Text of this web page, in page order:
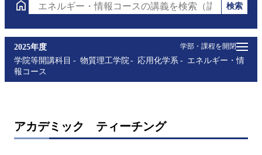
エネルギー・情報コースの講義を検索（講義名・科
検索
学部・課程を開閉
2025年度
学院等開講科目
物質理工学院 応用化学系
エネルギー・情
報コース
アカデミック ティーチング